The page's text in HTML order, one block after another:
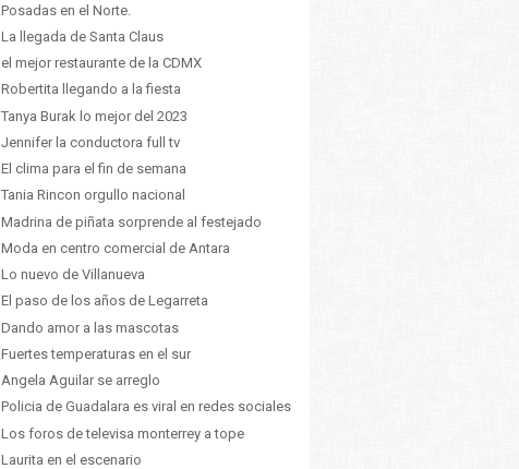
Posadas en el Norte.
La llegada de Santa Claus
el mejor restaurante de la CDMX
Robertita llegando a la fiesta
Tanya Burak lo mejor del 2023
Jennifer la conductora full tv
El clima para el fin de semana
Tania Rincon orgullo nacional
Madrina de piñata sorprende al festejado
Moda en centro comercial de Antara
Lo nuevo de Villanueva
El paso de los años de Legarreta
Dando amor a las mascotas
Fuertes temperaturas en el sur
Angela Aguilar se arreglo
Policia de Guadalara es viral en redes sociales
Los foros de televisa monterrey a tope
Laurita en el escenario